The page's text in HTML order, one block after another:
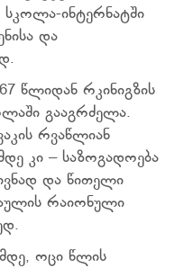
სკოლა-ინტერნატში
და
წლიდან რკინიგზის
გააგრძელა.
რვაწლიან
კი – საზოგადოება
და წითელი
რაიონული
ოცი წლის